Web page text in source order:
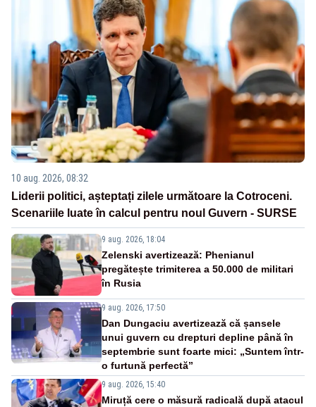
10 aug. 2026, 08:32
Liderii politici, așteptați zilele următoare la Cotroceni.
Scenariile luate în calcul pentru noul Guvern - SURSE
9 aug. 2026, 18:04
Zelenski avertizează: Phenianul
pregătește trimiterea a 50.000 de militari
în Rusia
9 aug. 2026, 17:50
Dan Dungaciu avertizează că șansele
unui guvern cu drepturi depline până în
septembrie sunt foarte mici: „Suntem într-
o furtună perfectă”
9 aug. 2026, 15:40
Miruță cere o măsură radicală după atacul